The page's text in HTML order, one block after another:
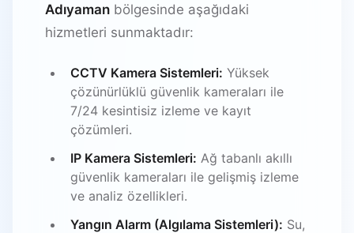
Adıyaman bölgesinde aşağıdaki
hizmetleri sunmaktadır:
CCTV Kamera Sistemleri: Yüksek
çözünürlüklü güvenlik kameraları ile
7/24 kesintisiz izleme ve kayıt
çözümleri.
IP Kamera Sistemleri: Ağ tabanlı akıllı
güvenlik kameraları ile gelişmiş izleme
ve analiz özellikleri.
Yangın Alarm (Algılama Sistemleri): Su,